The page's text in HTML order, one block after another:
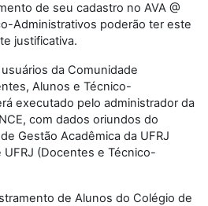
de seu cadastro no AVA @
Administrativos poderão ter este
justificativa.
da Comunidade
Alunos e Técnico-
executado pelo administrador da
com dados oriundos do
Gestão Acadêmica da UFRJ
UFRJ (Docentes e Técnico-
de Alunos do Colégio de